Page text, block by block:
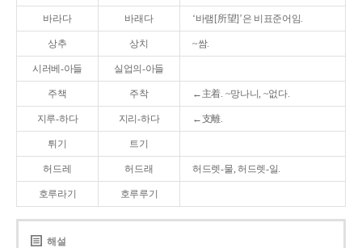
바라다 바래다 ‘바램[所望]’은 비표준어임.
상추 상치 ~쌈.
시러베-아들 실업의-아들
주책 주착 ←主着. ~망나니, ~없다.
지루-하다 지리-하다 ←支離.
튀기 트기
허드레 허드래 허드렛-물, 허드렛-일.
호루라기 호루루기
해설